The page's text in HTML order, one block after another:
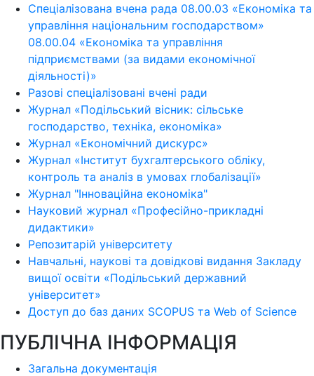
Спеціалізована вчена рада 08.00.03 «Економіка та
управління національним господарством»
08.00.04 «Економіка та управління
підприємствами (за видами економічної
діяльності)»
Разові спеціалізовані вчені ради
Журнал «Подільський вісник: сільське
господарство, техніка, економіка»
Журнал «Економічний дискурс»
Журнал «Інститут бухгалтерського обліку,
контроль та аналіз в умовах глобалізації»
Журнал "Інноваційна економіка"
Науковий журнал «Професійно-прикладні
дидактики»
Репозитарій університету
Навчальні, наукові та довідкові видання Закладу
вищої освіти «Подільський державний
університет»
Доступ до баз даних SCOPUS та Web of Science
ПУБЛІЧНА ІНФОРМАЦІЯ
Загальна документація